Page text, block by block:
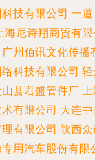
技有限公司 一
海尼诗翔商贸有限
广州佰讯文化传播
科技有限公司 轻
县君盛管件厂
有限公司 大连
有限公司 陕西
用汽车股份有限